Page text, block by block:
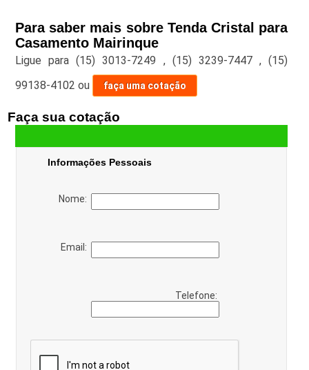
Para saber mais sobre Tenda Cristal para
Casamento Mairinque
Ligue para(15) 3013-7249 , (15) 3239-7447 ,(15)
99138-4102 ou faça uma cotação
Faça sua cotação
Informações Pessoais
Nome:
Email:
Telefone: